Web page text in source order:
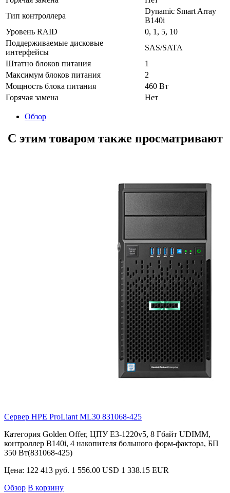
Тип контроллера
Dynamic Smart Array
B140i
Уровень RAID
0, 1, 5, 10
Поддерживаемые дисковые
интерфейсы
SAS/SATA
Штатно блоков питания
1
Максимум блоков питания
2
Мощность блока питания
460 Вт
Горячая замена
Нет
Обзор
С этим товаром также просматривают
Сервер HPE ProLiant ML30 831068-425
Категория Golden Offer, ЦПУ E3-1220v5, 8 Гбайт UDIMM,
контроллер B140i, 4 накопителя большого форм-фактора, БП
350 Вт(831068-425)
Цена: 122 413 руб. 1 556.00 USD 1 338.15 EUR
Обзор В корзину